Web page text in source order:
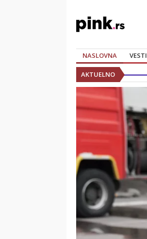
NASLOVNA VESTI
AKTUELNO